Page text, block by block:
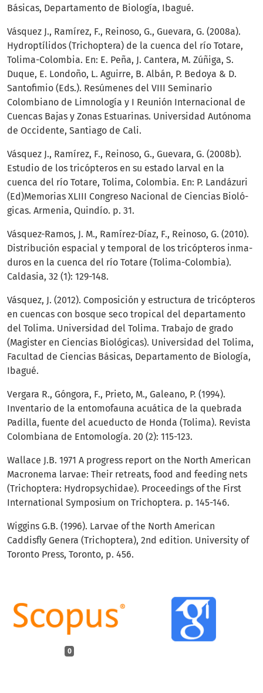
0
Básicas, Departamento de Biología, Ibagué.
Vásquez J., Ramírez, F., Reinoso, G., Guevara, G. (2008a).
Hydroptílidos (Trichoptera) de la cuenca del río Totare,
Tolima-Colombia. En: E. Peña, J. Cantera, M. Zúñiga, S.
Duque, E. Londoño, L. Aguirre, B. Albán, P. Bedoya & D.
Santofimio (Eds.). Resúmenes del VIII Seminario
Colombiano de Limnología y I Reunión Internacional de
Cuencas Bajas y Zonas Estuarinas. Universidad Autónoma
de Occidente, Santiago de Cali.
Vásquez J., Ramírez, F., Reinoso, G., Guevara, G. (2008b).
Estudio de los tricópteros en su estado larval en la
cuenca del río Totare, Tolima, Colombia. En: P. Landázuri
(Ed)Memorias XLIII Congreso Nacional de Ciencias Bioló-
gicas. Armenia, Quindío. p. 31.
Vásquez-Ramos, J. M., Ramírez-Díaz, F., Reinoso, G. (2010).
Distribución espacial y temporal de los tricópteros inma-
duros en la cuenca del río Totare (Tolima-Colombia).
Caldasia, 32 (1): 129-148.
Vásquez, J. (2012). Composición y estructura de tricópteros
en cuencas con bosque seco tropical del departamento
del Tolima. Universidad del Tolima. Trabajo de grado
(Magister en Ciencias Biológicas). Universidad del Tolima,
Facultad de Ciencias Básicas, Departamento de Biología,
Ibagué.
Vergara R., Góngora, F., Prieto, M., Galeano, P. (1994).
Inventario de la entomofauna acuática de la quebrada
Padilla, fuente del acueducto de Honda (Tolima). Revista
Colombiana de Entomología. 20 (2): 115-123.
Wallace J.B. 1971 A progress report on the North American
Macronema larvae: Their retreats, food and feeding nets
(Trichoptera: Hydropsychidae). Proceedings of the First
International Symposium on Trichoptera. p. 145-146.
Wiggins G.B. (1996). Larvae of the North American
Caddisfly Genera (Trichoptera), 2nd edition. University of
Toronto Press, Toronto, p. 456.